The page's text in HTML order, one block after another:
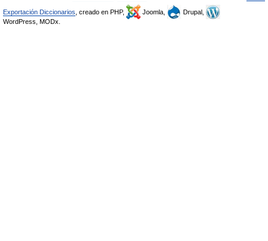
Exportación Diccionarios , creado en PHP, Joomla,
Drupal,
WordPress, MODx.